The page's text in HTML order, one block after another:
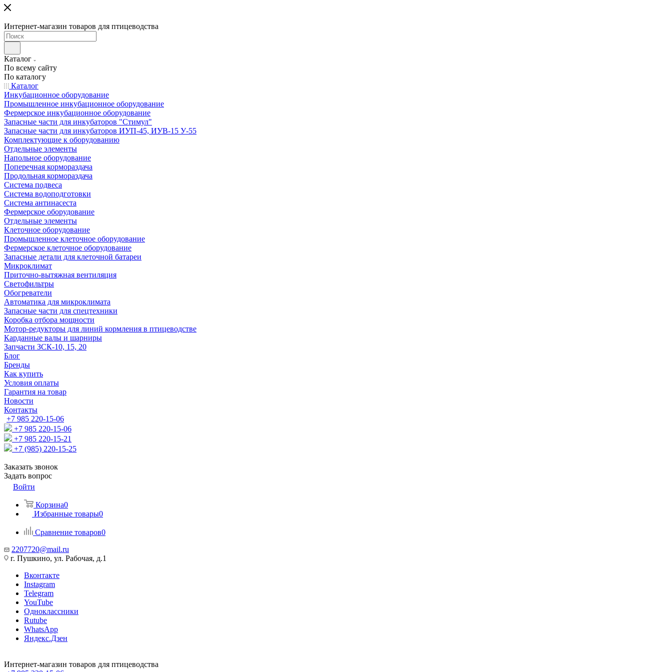
Интернет-магазин товаров для птицеводства
Каталог
По всему сайту
По каталогу
Каталог
Инкубационное оборудование
Промышленное инкубационное оборудование
Фермерское инкубационное оборудование
Запасные части для инкубаторов "Стимул"
Запасные части для инкубаторов ИУП-45, ИУВ-15 У-55
Комплектующие к оборудованию
Отдельные элементы
Напольное оборудование
Поперечная кормораздача
Продольная кормораздача
Система подвеса
Система водоподготовки
Система антинасеста
Фермерское оборудование
Отдельные элементы
Клеточное оборудование
Промышленное клеточное оборудование
Фермерское клеточное оборудование
Запасные детали для клеточной батареи
Микроклимат
Приточно-вытяжная вентиляция
Светофильтры
Обогреватели
Автоматика для микроклимата
Запасные части для спецтехники
Коробка отбора мощности
Мотор-редукторы для линий кормления в птицеводстве
Карданные валы и шарниры
Запчасти ЗСК-10, 15, 20
Блог
Бренды
Как купить
Условия оплаты
Гарантия на товар
Новости
Контакты
+7 985 220-15-06
+7 985 220-15-06
+7 985 220-15-21
+7 (985) 220-15-25
Заказать звонок
Задать вопрос
Войти
Корзина0
Избранные товары0
Сравнение товаров0
2207720@mail.ru
г. Пушкино, ул. Рабочая, д.1
Вконтакте
Instagram
Telegram
YouTube
Одноклассники
Rutube
WhatsApp
Яндекс.Дзен
Интернет-магазин товаров для птицеводства